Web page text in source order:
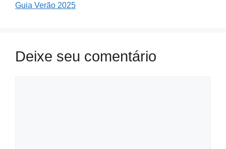
Guia Verão 2025
Deixe seu comentário